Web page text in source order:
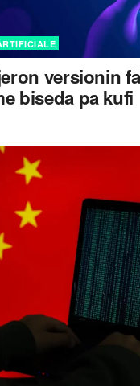
versionin
biseda pa kufi